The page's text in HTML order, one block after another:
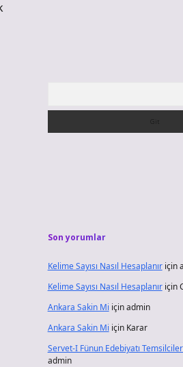
Son yorumlar
Kelime Sayısı Nasıl Hesaplanıriçin
Kelime Sayısı Nasıl Hesaplanıriçin
Ankara Sakin Mi içinadmin
Ankara Sakin Mi için Karar
Servet-I Fünun Edebiyatı
admin